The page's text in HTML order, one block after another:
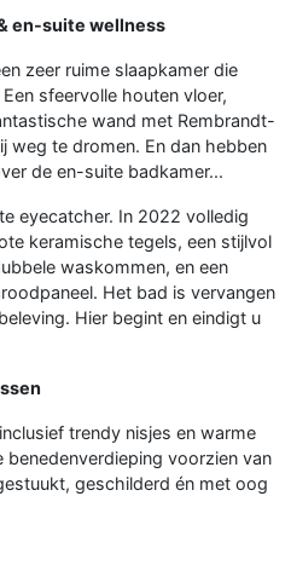
en-suite wellness
zeer ruime slaapkamer die
sfeervolle houten vloer,
wand met Rembrandt-
weg te dromen. En dan hebben
de en-suite badkamer...
eyecatcher. In 2022 volledig
keramische tegels, een stijlvol
waskommen, en een
Het bad is vervangen
Hier begint en eindigt u
trendy nisjes en warme
benedenverdieping voorzien van
geschilderd én met oog